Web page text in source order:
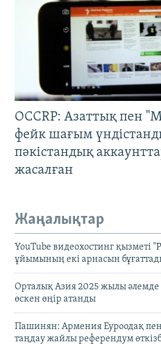
OCCRP: Азаттық пен
фейк шағым
пәкістандық
жасалған
Жаңалықтар
YouTube видеохостинг қызметі
ұйымының екі арнасын
Орталық Азия 2025 жылы
өскен өңір атанды
Пашинян: Армения Еуроодақ
таңдау жайлы референдум